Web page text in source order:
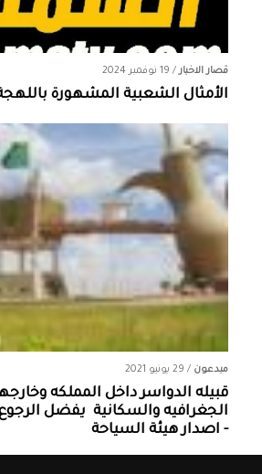
قصار الاخبار/ 19 نوفمبر 2024
الأمثال الشعبية المشهورة
مبدعون / 29 يونيو 2021
قبيله الدواسر داخل المملكه
الجغرافيه والسكانية ‏ يفضل
- اصدار هيئة السياحة